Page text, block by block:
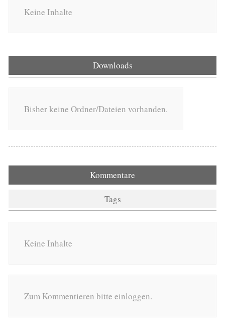
Keine Inhalte
Downloads
Bisher keine Ordner/Dateien vorhanden.
Kommentare
Tags
Keine Inhalte
Zum Kommentieren bitte einloggen.